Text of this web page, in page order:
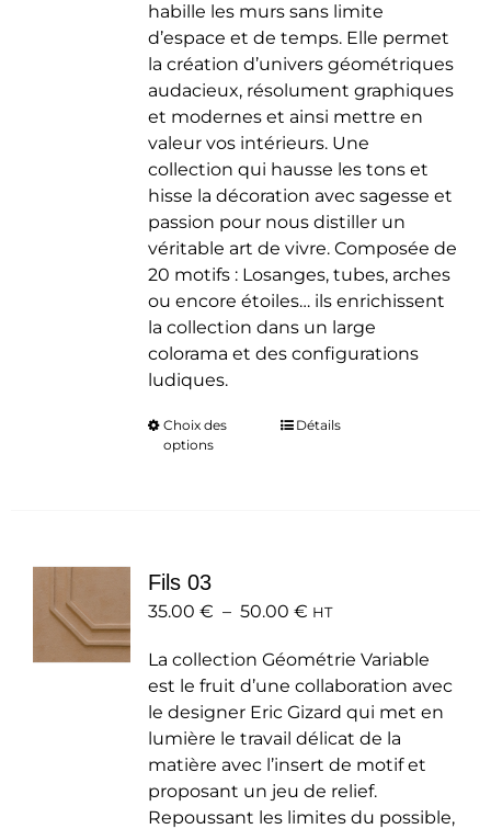
habille les murs sans limite
d’espace et de temps. Elle permet
la création d’univers géométriques
audacieux, résolument graphiques
et modernes et ainsi mettre en
valeur vos intérieurs. Une
collection qui hausse les tons et
hisse la décoration avec sagesse et
passion pour nous distiller un
véritable art de vivre. Composée de
20 motifs : Losanges, tubes, arches
ou encore étoiles… ils enrichissent
la collection dans un large
colorama et des configurations
ludiques.
Choix des
options
Ce
peuvent
choisies
sur
la
page
du
produit
Détails
Fils 03
35.00 € – 50.00 €Plage
prix :
35.00 €
à
50.00 €
HT
La collection Géométrie Variable
est le fruit d’une collaboration avec
le designer Eric Gizard qui met en
lumière le travail délicat de la
matière avec l’insert de motif et
proposant un jeu de relief.
Repoussant les limites du possible,